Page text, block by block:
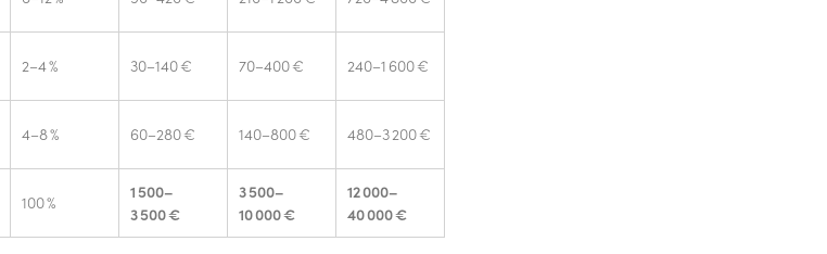
2–4 % 30–140 € 70–400 € 240–1 600 €
4–8 % 60–280 € 140–800 € 480–3 200 €
100 %
1 500–
3 500 €
3 500–
10 000 €
12 000–
40 000 €